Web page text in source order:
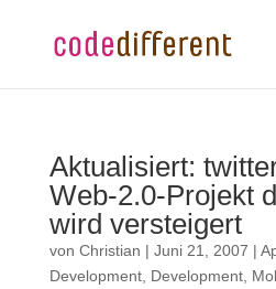
Aktualisiert:
Web-2.0-Projekt
wird versteigert
von Christian | Juni 21, 2007 |
Development, Development,